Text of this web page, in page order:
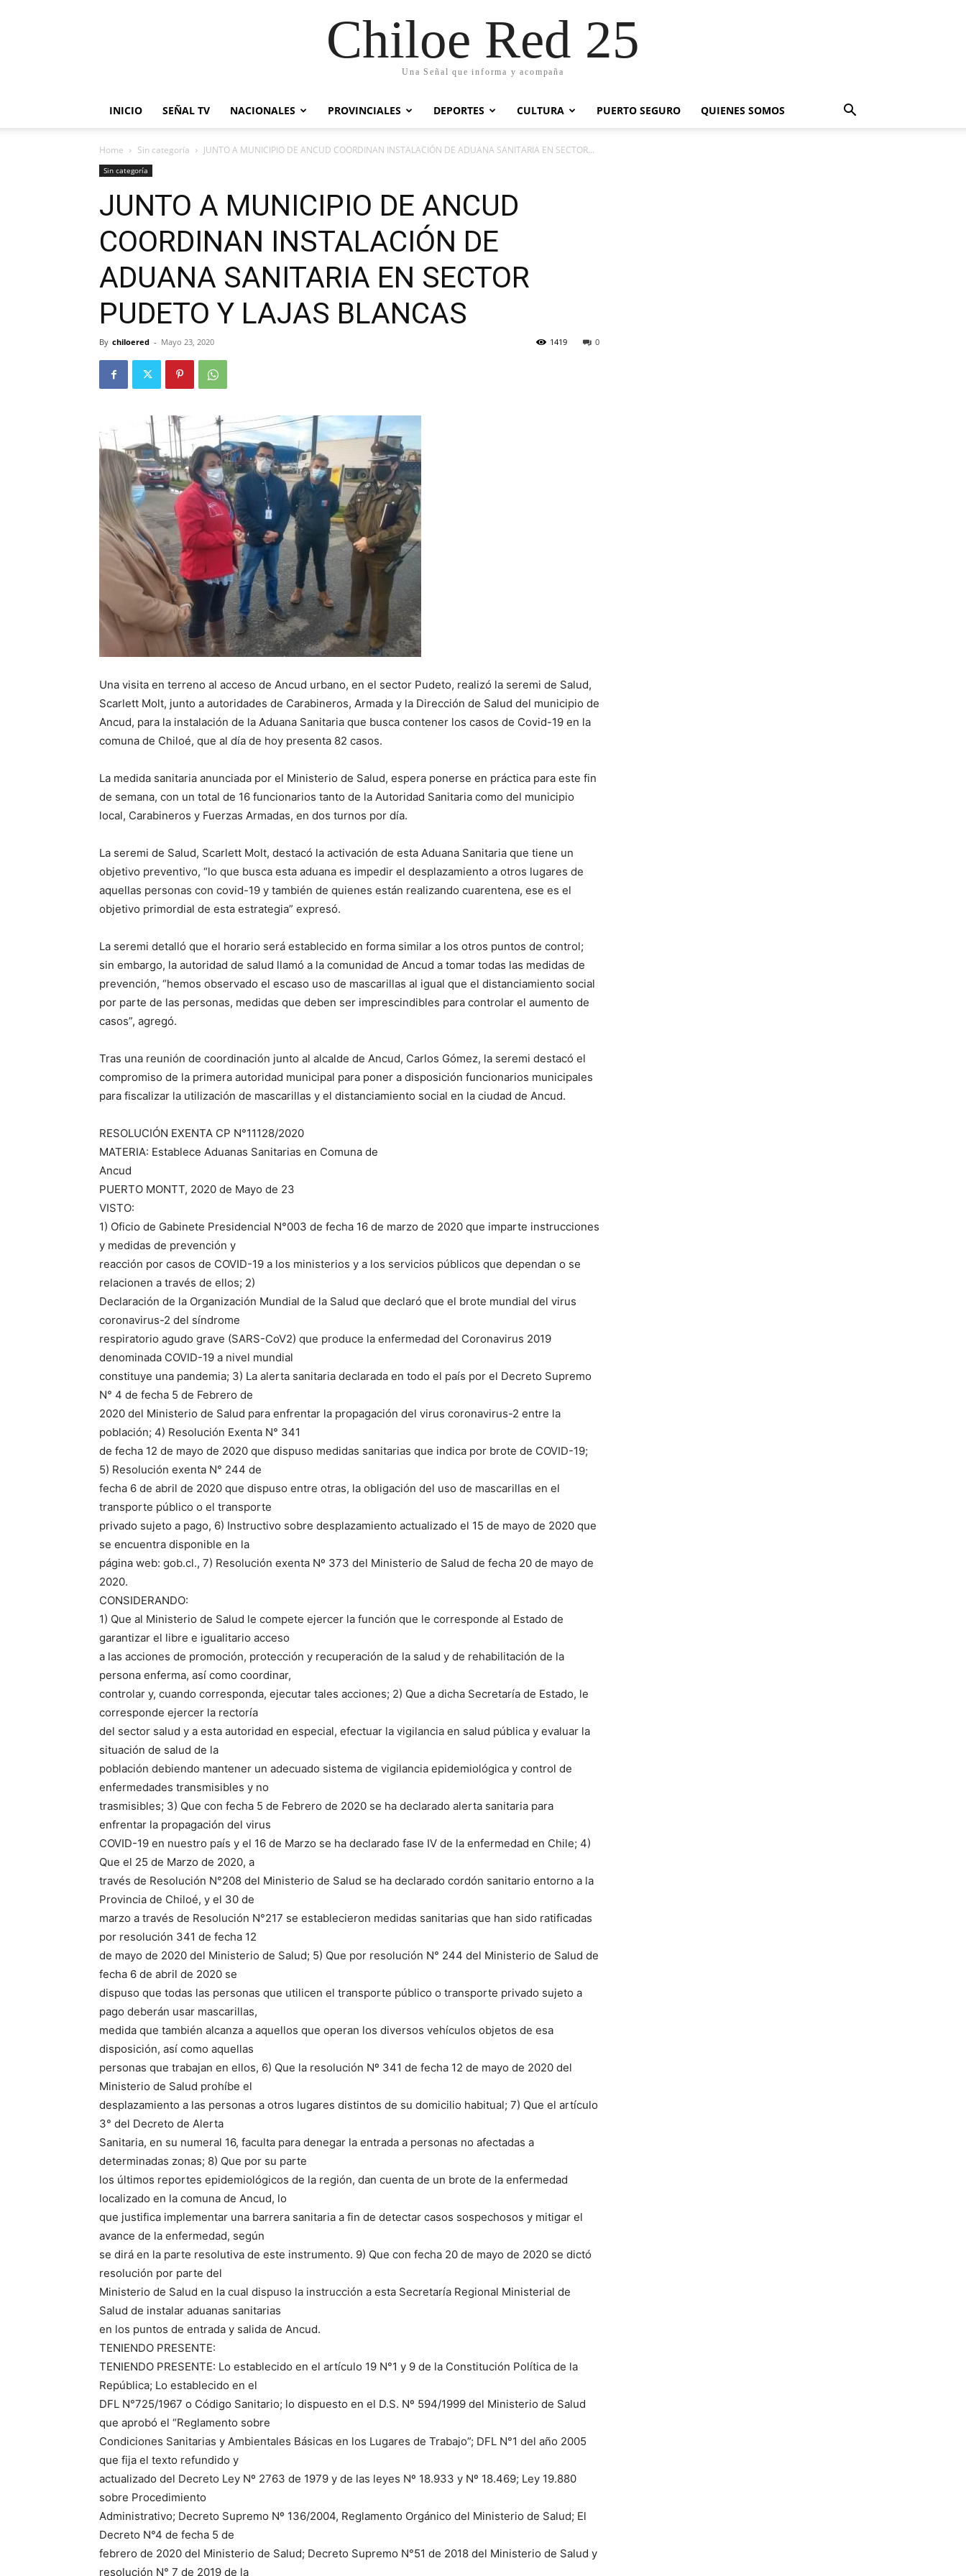
Chiloe Red 25
Una Señal que informa y acompaña
INICIO SEÑAL TV NACIONALES PROVINCIALES DEPORTES CULTURA PUERTO SEGURO QUIENES SOMOS
Home Sin categoría JUNTO A MUNICIPIO DE ANCUD COORDINAN INSTALACIÓN DE ADUANA SANITARIA EN SECTOR...
Sin categoría
JUNTO A MUNICIPIO DE ANCUD
COORDINAN INSTALACIÓN DE
ADUANA SANITARIA EN SECTOR
PUDETO Y LAJAS BLANCAS
By chiloered - Mayo 23, 2020 0
1419
Una visita en terreno al acceso de Ancud urbano, en el sector Pudeto, realizó la seremi de Salud,
Scarlett Molt, junto a autoridades de Carabineros, Armada y la Dirección de Salud del municipio de
Ancud, para la instalación de la Aduana Sanitaria que busca contener los casos de Covid-19 en la
comuna de Chiloé, que al día de hoy presenta 82 casos.
La medida sanitaria anunciada por el Ministerio de Salud, espera ponerse en práctica para este fin
de semana, con un total de 16 funcionarios tanto de la Autoridad Sanitaria como del municipio
local, Carabineros y Fuerzas Armadas, en dos turnos por día.
La seremi de Salud, Scarlett Molt, destacó la activación de esta Aduana Sanitaria que tiene un
objetivo preventivo, “lo que busca esta aduana es impedir el desplazamiento a otros lugares de
aquellas personas con covid-19 y también de quienes están realizando cuarentena, ese es el
objetivo primordial de esta estrategia” expresó.
La seremi detalló que el horario será establecido en forma similar a los otros puntos de control;
sin embargo, la autoridad de salud llamó a la comunidad de Ancud a tomar todas las medidas de
prevención, “hemos observado el escaso uso de mascarillas al igual que el distanciamiento social
por parte de las personas, medidas que deben ser imprescindibles para controlar el aumento de
casos”, agregó.
Tras una reunión de coordinación junto al alcalde de Ancud, Carlos Gómez, la seremi destacó el
compromiso de la primera autoridad municipal para poner a disposición funcionarios municipales
para fiscalizar la utilización de mascarillas y el distanciamiento social en la ciudad de Ancud.
RESOLUCIÓN EXENTA CP N°11128/2020
MATERIA: Establece Aduanas Sanitarias en Comuna de
Ancud
PUERTO MONTT, 2020 de Mayo de 23
VISTO:
1) Oficio de Gabinete Presidencial N°003 de fecha 16 de marzo de 2020 que imparte instrucciones
y medidas de prevención y
reacción por casos de COVID-19 a los ministerios y a los servicios públicos que dependan o se
relacionen a través de ellos; 2)
Declaración de la Organización Mundial de la Salud que declaró que el brote mundial del virus
coronavirus-2 del síndrome
respiratorio agudo grave (SARS-CoV2) que produce la enfermedad del Coronavirus 2019
denominada COVID-19 a nivel mundial
constituye una pandemia; 3) La alerta sanitaria declarada en todo el país por el Decreto Supremo
N° 4 de fecha 5 de Febrero de
2020 del Ministerio de Salud para enfrentar la propagación del virus coronavirus-2 entre la
población; 4) Resolución Exenta N° 341
de fecha 12 de mayo de 2020 que dispuso medidas sanitarias que indica por brote de COVID-19;
5) Resolución exenta N° 244 de
fecha 6 de abril de 2020 que dispuso entre otras, la obligación del uso de mascarillas en el
transporte público o el transporte
privado sujeto a pago, 6) Instructivo sobre desplazamiento actualizado el 15 de mayo de 2020 que
se encuentra disponible en la
página web: gob.cl., 7) Resolución exenta Nº 373 del Ministerio de Salud de fecha 20 de mayo de
2020.
CONSIDERANDO:
1) Que al Ministerio de Salud le compete ejercer la función que le corresponde al Estado de
garantizar el libre e igualitario acceso
a las acciones de promoción, protección y recuperación de la salud y de rehabilitación de la
persona enferma, así como coordinar,
controlar y, cuando corresponda, ejecutar tales acciones; 2) Que a dicha Secretaría de Estado, le
corresponde ejercer la rectoría
del sector salud y a esta autoridad en especial, efectuar la vigilancia en salud pública y evaluar la
situación de salud de la
población debiendo mantener un adecuado sistema de vigilancia epidemiológica y control de
enfermedades transmisibles y no
trasmisibles; 3) Que con fecha 5 de Febrero de 2020 se ha declarado alerta sanitaria para
enfrentar la propagación del virus
COVID-19 en nuestro país y el 16 de Marzo se ha declarado fase IV de la enfermedad en Chile; 4)
Que el 25 de Marzo de 2020, a
través de Resolución N°208 del Ministerio de Salud se ha declarado cordón sanitario entorno a la
Provincia de Chiloé, y el 30 de
marzo a través de Resolución N°217 se establecieron medidas sanitarias que han sido ratificadas
por resolución 341 de fecha 12
de mayo de 2020 del Ministerio de Salud; 5) Que por resolución N° 244 del Ministerio de Salud de
fecha 6 de abril de 2020 se
dispuso que todas las personas que utilicen el transporte público o transporte privado sujeto a
pago deberán usar mascarillas,
medida que también alcanza a aquellos que operan los diversos vehículos objetos de esa
disposición, así como aquellas
personas que trabajan en ellos, 6) Que la resolución Nº 341 de fecha 12 de mayo de 2020 del
Ministerio de Salud prohíbe el
desplazamiento a las personas a otros lugares distintos de su domicilio habitual; 7) Que el artículo
3° del Decreto de Alerta
Sanitaria, en su numeral 16, faculta para denegar la entrada a personas no afectadas a
determinadas zonas; 8) Que por su parte
los últimos reportes epidemiológicos de la región, dan cuenta de un brote de la enfermedad
localizado en la comuna de Ancud, lo
que justifica implementar una barrera sanitaria a fin de detectar casos sospechosos y mitigar el
avance de la enfermedad, según
se dirá en la parte resolutiva de este instrumento. 9) Que con fecha 20 de mayo de 2020 se dictó
resolución por parte del
Ministerio de Salud en la cual dispuso la instrucción a esta Secretaría Regional Ministerial de
Salud de instalar aduanas sanitarias
en los puntos de entrada y salida de Ancud.
TENIENDO PRESENTE:
TENIENDO PRESENTE: Lo establecido en el artículo 19 N°1 y 9 de la Constitución Política de la
República; Lo establecido en el
DFL N°725/1967 o Código Sanitario; lo dispuesto en el D.S. Nº 594/1999 del Ministerio de Salud
que aprobó el “Reglamento sobre
Condiciones Sanitarias y Ambientales Básicas en los Lugares de Trabajo”; DFL N°1 del año 2005
que fija el texto refundido y
actualizado del Decreto Ley Nº 2763 de 1979 y de las leyes Nº 18.933 y Nº 18.469; Ley 19.880
sobre Procedimiento
Administrativo; Decreto Supremo Nº 136/2004, Reglamento Orgánico del Ministerio de Salud; El
Decreto N°4 de fecha 5 de
febrero de 2020 del Ministerio de Salud; Decreto Supremo N°51 de 2018 del Ministerio de Salud y
resolución N° 7 de 2019 de la